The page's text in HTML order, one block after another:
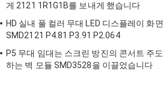
게 2121 1R1G1B를 보내게 했습니다
HD 실내 풀 컬러 무대 LED 디스플레이 화면
SMD2121 P4.81 P3.91 P2.064
P5 무대 임대는 스크린 방진의 콘서트 주도
하는 벽 모듈 SMD3528을 이끌었습니다